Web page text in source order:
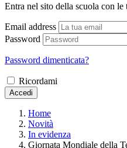
Entra nel sito della scuola con
Email address
Password
Password dimenticata?
Ricordami
Accedi
Home
Novità
In evidenza
Giornata Mondiale della